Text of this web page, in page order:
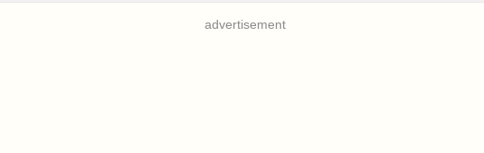
advertisement